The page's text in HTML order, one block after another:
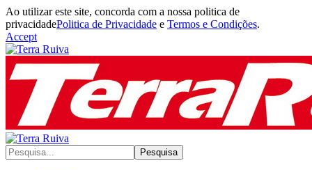
Ao utilizar este site, concorda com a nossa politica de
privacidadePolitica de Privacidade e Termos e Condições.
Accept